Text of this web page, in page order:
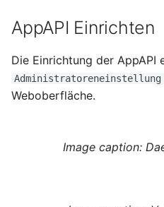
AppAPI Einrichten
Die Einrichtung der AppAPI
Administratoreneinstellung
Weboberfläche.
Image caption: